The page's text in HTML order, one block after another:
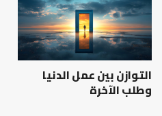
التوازن بين عمل الدنيا
وطلب الآخرة